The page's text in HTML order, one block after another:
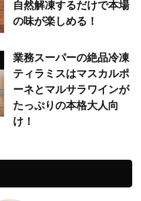
自然解凍するだけで本場
の味が楽しめる！
業務スーパーの絶品冷凍
ティラミスはマスカルポ
ーネとマルサラワインが
たっぷりの本格大人向
け！